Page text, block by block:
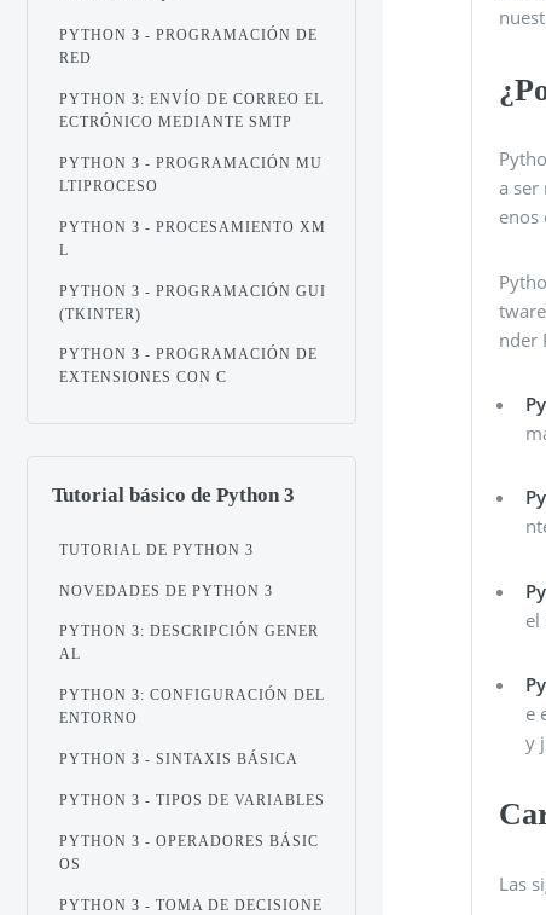
a ser
enos
nder
el
e
y
Las
PYTHON 3 - PROGRAMACIÓN DE
RED
PYTHON 3: ENVÍO DE CORREO EL
ECTRÓNICO MEDIANTE SMTP
PYTHON 3 - PROGRAMACIÓN MU
LTIPROCESO
PYTHON 3 - PROCESAMIENTO XM
L
PYTHON 3 - PROGRAMACIÓN GUI
(TKINTER)
PYTHON 3 - PROGRAMACIÓN DE
EXTENSIONES CON C
Tutorial básico de Python 3
TUTORIAL DE PYTHON 3
NOVEDADES DE PYTHON 3
PYTHON 3: DESCRIPCIÓN GENER
AL
PYTHON 3: CONFIGURACIÓN DEL
ENTORNO
PYTHON 3 - SINTAXIS BÁSICA
PYTHON 3 - TIPOS DE VARIABLES
PYTHON 3 - OPERADORES BÁSIC
OS
PYTHON 3 - TOMA DE DECISIONE